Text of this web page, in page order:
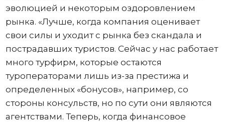
эволюцией и некоторым оздоровлением
рынка. «Лучше, когда компания оценивает
свои силы и уходит с рынка без скандала и
пострадавших туристов. Сейчас у нас работает
много турфирм, которые остаются
туроператорами лишь из-за престижа и
определенных «бонусов», например, со
стороны консульств, но по сути они являются
агентствами. Теперь, когда финансовое